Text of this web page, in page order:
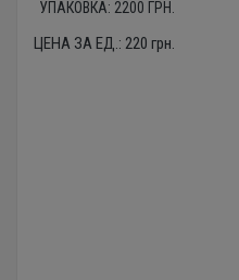
УПАКОВКА: 2200 ГРН.
ЦЕНА ЗА ЕД.: 220 грн.